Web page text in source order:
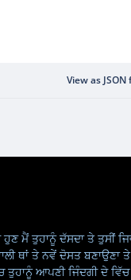
View as JSON
ਮੈਂ ਤੁਹਾਨੂੰ ਦੱਸਦਾ ਤੇ ਤੁਸੀਂ
ਥਾਂ ਤੇ ਨਵੇਂ ਦੋਸਤ ਬਣਾਉਣਾ
ਤੁਹਾਨੂੰ ਆਪਣੀ ਜਿੰਦਗੀ ਦੇ